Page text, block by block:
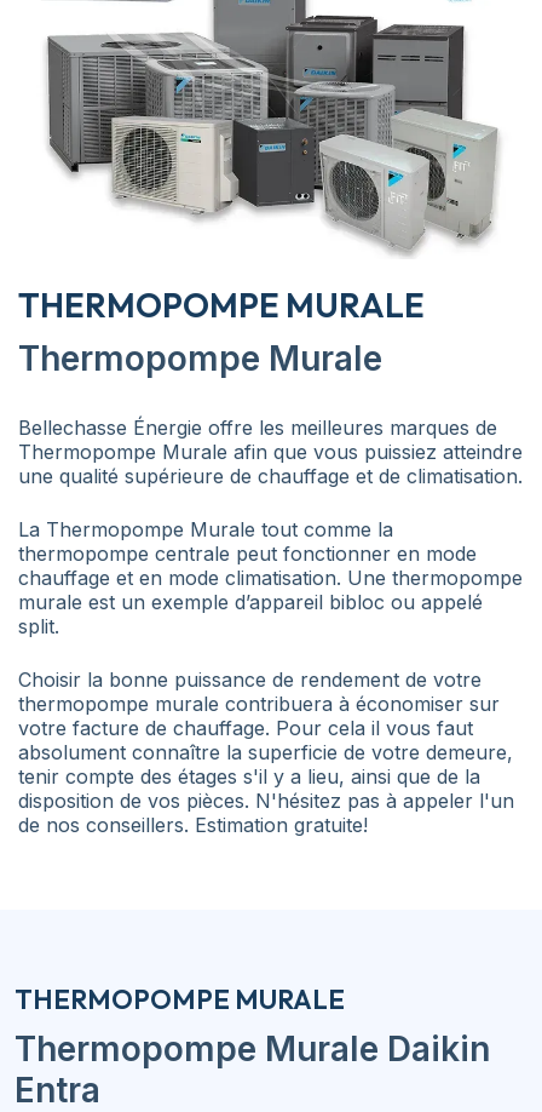
THERMOPOMPE MURALE
Thermopompe Murale
Bellechasse Énergie offre les meilleures marques de
Thermopompe Murale afin que vous puissiez atteindre
une qualité supérieure de chauffage et de climatisation.
La Thermopompe Murale tout comme la
thermopompe centrale peut fonctionner en mode
chauffage et en mode climatisation. Une thermopompe
murale est un exemple d’appareil bibloc ou appelé
split.
Choisir la bonne puissance de rendement de votre
thermopompe murale contribuera à économiser sur
votre facture de chauffage. Pour cela il vous faut
absolument connaître la superficie de votre demeure,
tenir compte des étages s'il y a lieu, ainsi que de la
disposition de vos pièces. N'hésitez pas à appeler l'un
de nos conseillers. Estimation gratuite!
THERMOPOMPE MURALE
Thermopompe Murale Daikin
Entra